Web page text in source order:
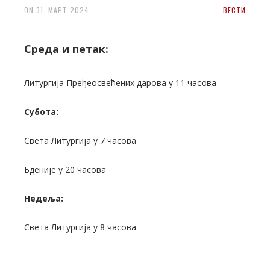
ON 31. МАРТ 2024. ВЕСТИ
Среда и петак:
Литургија Пређеосвећених дарова у 11 часова
Субота:
Света Литургија у 7 часова
Бденије у 20 часова
Недеља:
Света Литургија у 8 часова